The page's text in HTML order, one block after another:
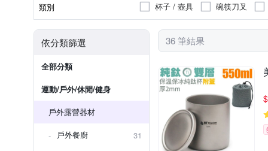
類別 杯子 / 壺具 碗筷刀叉
依分類篩選
全部分類
運動/戶外/休閒/健身
戶外露營器材
戶外餐廚
31
36 筆結果
$